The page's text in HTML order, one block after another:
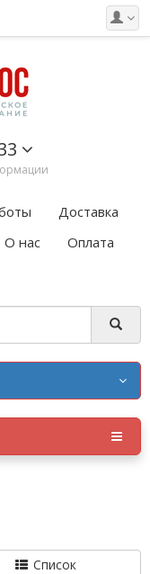
Доставка
О нас
Оплата
Список